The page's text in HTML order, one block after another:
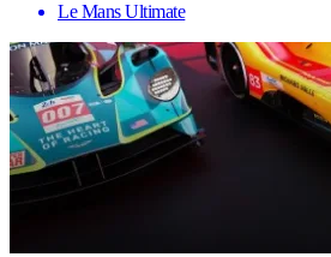
Le Mans Ultimate